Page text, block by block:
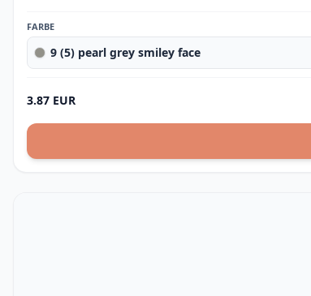
FARBE
9 (5) pearl grey smiley face
3.87 EUR